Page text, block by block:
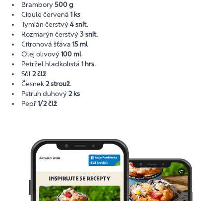
Brambory500 g
Cibule červená 1 ks
Tymián čerstvý4 snít.
Rozmarýn čerstvý3 snít.
Citronová šťáva 15 ml
Olej olivový100 ml
Petržel hladkolistá 1 hrs.
Sůl2 člž
Česnek2 strouž.
Pstruh duhový2 ks
Pepř1/2 člž